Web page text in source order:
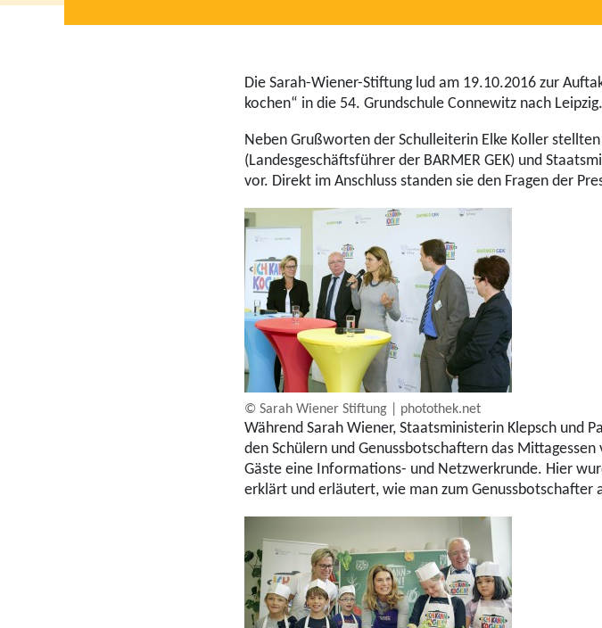
Die Sarah-Wiener-Stiftung lud am 19.10.2016 zur
kochen“ in die 54. Grundschule Connewitz nach Leipzig.
Neben Grußworten der Schulleiterin Elke Koller
(Landesgeschäftsführer der BARMER GEK) und
vor. Direkt im Anschluss standen sie den Fragen der
© Sarah Wiener Stiftung | photothek.net
Während Sarah Wiener, Staatsministerin Klepsch und
den Schülern und Genussbotschaftern das
Gäste eine Informations- und Netzwerkrunde. Hier
erklärt und erläutert, wie man zum Genussbotschafter